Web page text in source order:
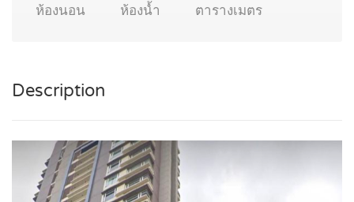
ห้องนอน
ห้องน้ำ
ตารางเมตร
Description